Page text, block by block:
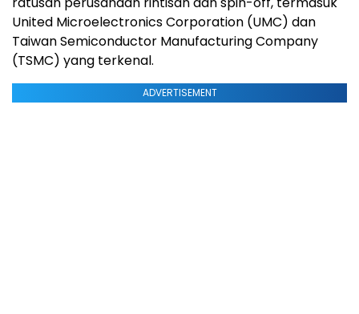
United Microelectronics Corporation (UMC) dan
Taiwan Semiconductor Manufacturing Company
(TSMC) yang terkenal.
ADVERTISEMENT